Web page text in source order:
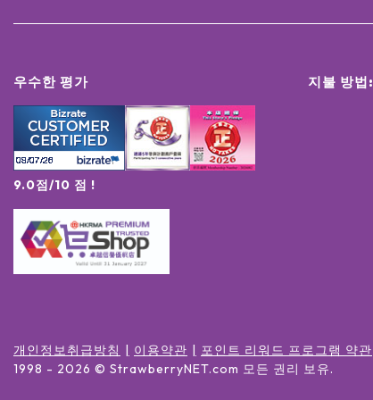
우수한 평가
9.0점/10 점 !
지불 방법:
개인정보취급방침 이용약관
포인트 리워드 프로그램 약관
1998 - 2026 © StrawberryNET.com 모든 권리 보유.